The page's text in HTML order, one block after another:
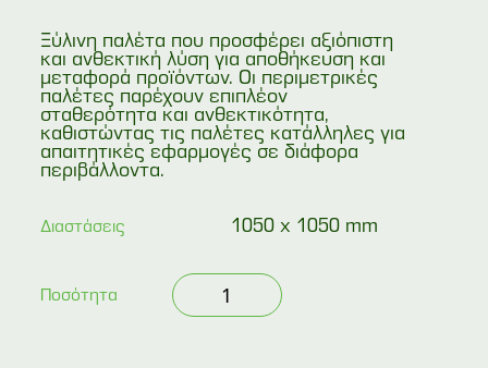
Ξύλινη παλέτα που προσφέρει αξιόπιστη
και ανθεκτική λύση για αποθήκευση και
μεταφορά προϊόντων. Οι περιμετρικές
παλέτες παρέχουν επιπλέον
σταθερότητα και ανθεκτικότητα,
καθιστώντας τις παλέτες κατάλληλες για
απαιτητικές εφαρμογές σε διάφορα
περιβάλλοντα.
Διαστάσεις 1050 x 1050 mm
Ποσότητα
Μεταχειρισμένη
περιμετρική